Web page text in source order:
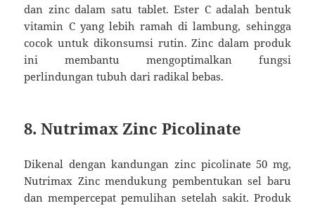
dan zinc dalam satu tablet. Ester C adalah bentuk
vitamin C yang lebih ramah di lambung, sehingga
cocok untuk dikonsumsi rutin. Zinc dalam produk
ini membantu mengoptimalkan fungsi
perlindungan tubuh dari radikal bebas.
8. Nutrimax Zinc Picolinate
Dikenal dengan kandungan zinc picolinate 50 mg,
Nutrimax Zinc mendukung pembentukan sel baru
dan mempercepat pemulihan setelah sakit. Produk